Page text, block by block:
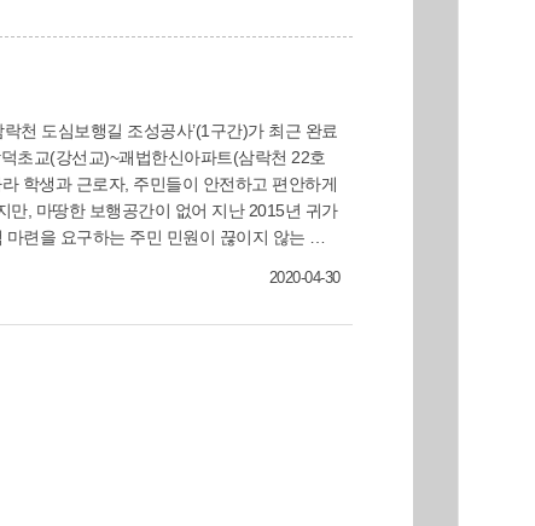
학생과 근로자, 주민들이 안전하고 편안하게
련을 요구하는 주민 민원이 끊이지 않는 곳
2020-04-30